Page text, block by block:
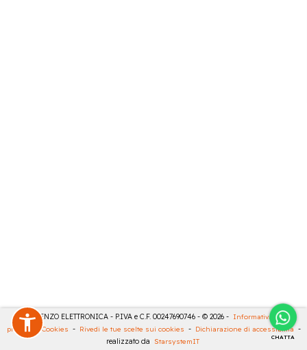
CHATTA
DE LORENZO ELETTRONICA - P.IVA e C.F. 00247690746 - © 2026 - Informativa sulla
privacy
Cookies - Rivedi le tue scelte sui cookies - Dichiarazione di accessibilità -
realizzato da StarsystemIT